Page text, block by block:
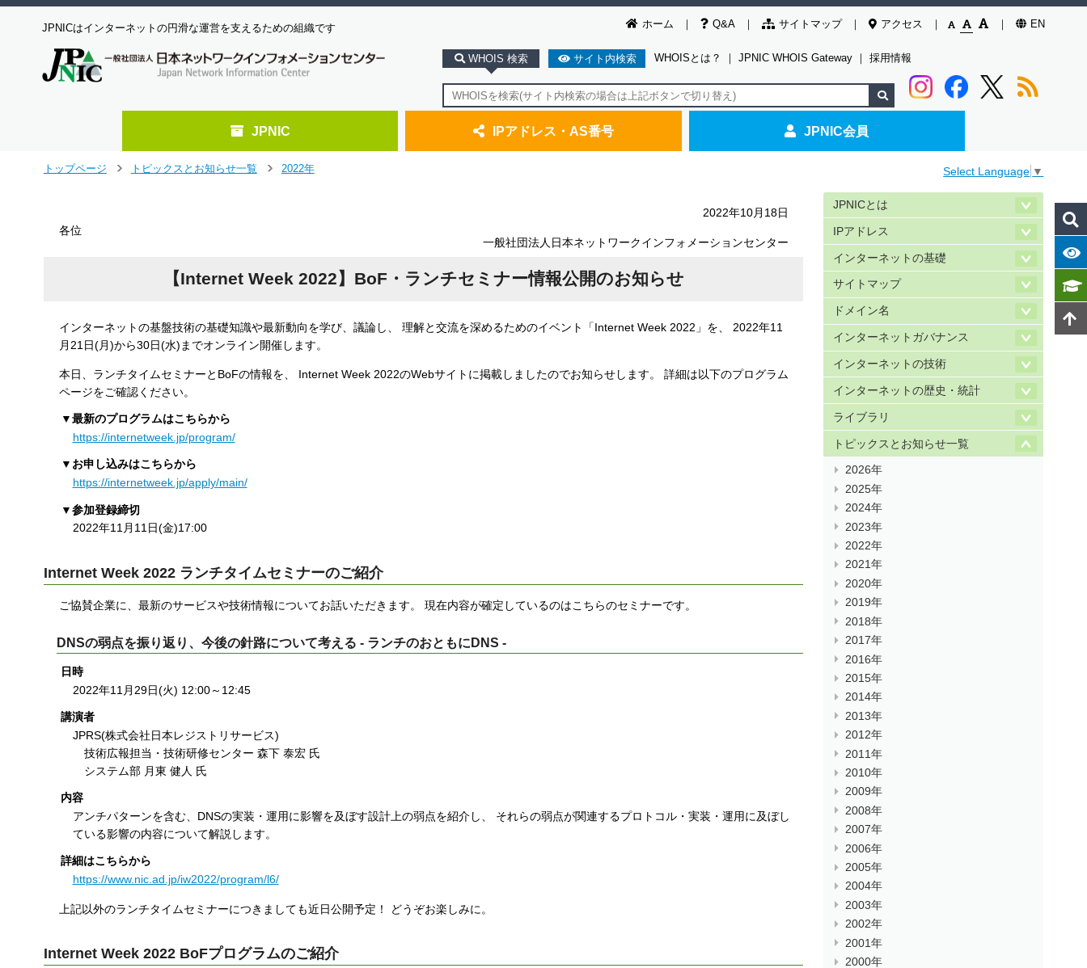
ホーム Q&A サイトマップ アクセス EN
JPNICはインターネットの円滑な運営を支えるための組織です
WHOIS 検索 サイト内検索 WHOISとは？ ｜ JPNIC WHOIS Gateway ｜ 採用情報
JPNIC IPアドレス・AS番号 JPNIC会員
トップページ
トピックスとお知らせ一覧
2022年 Select Language ▼
2022年10月18日
各位
一般社団法人日本ネットワークインフォメーションセンター
【Internet Week 2022】BoF・ランチセミナー情報公開のお知らせ
インターネットの基盤技術の基礎知識や最新動向を学び、議論し、 理解と交流を深めるためのイベント「Internet Week 2022」を、 2022年11
月21日(月)から30日(水)までオンライン開催します。
本日、ランチタイムセミナーとBoFの情報を、 Internet Week 2022のWebサイトに掲載しましたのでお知らせします。 詳細は以下のプログラム
ページをご確認ください。
▼最新のプログラムはこちらから
https://internetweek.jp/program/
▼お申し込みはこちらから
https://internetweek.jp/apply/main/
▼参加登録締切
2022年11月11日(金)17:00
Internet Week 2022 ランチタイムセミナーのご紹介
ご協賛企業に、最新のサービスや技術情報についてお話いただきます。 現在内容が確定しているのはこちらのセミナーです。
DNSの弱点を振り返り、今後の針路について考える - ランチのおともにDNS -
日時
2022年11月29日(火) 12:00～12:45
講演者
JPRS(株式会社日本レジストリサービス)
技術広報担当・技術研修センター 森下 泰宏 氏
システム部 月東 健人 氏
内容
アンチパターンを含む、DNSの実装・運用に影響を及ぼす設計上の弱点を紹介し、 それらの弱点が関連するプロトコル・実装・運用に及ぼし
ている影響の内容について解説します。
詳細はこちらから
https://www.nic.ad.jp/iw2022/program/l6/
上記以外のランチタイムセミナーにつきましても近日公開予定！ どうぞお楽しみに。
Internet Week 2022 BoFプログラムのご紹介
JPNICとは
IPアドレス
インターネットの基礎
サイトマップ
ドメイン名
インターネットガバナンス
インターネットの技術
インターネットの歴史・統計
ライブラリ
トピックスとお知らせ一覧
2026年
2025年
2024年
2023年
2022年
2021年
2020年
2019年
2018年
2017年
2016年
2015年
2014年
2013年
2012年
2011年
2010年
2009年
2008年
2007年
2006年
2005年
2004年
2003年
2002年
2001年
2000年